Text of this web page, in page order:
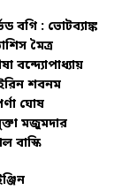
বগি : ভোটব্যাঙ্ক
মৈত্র
বন্দ্যোপাধ্যায়
শবনম
ঘোষ
মজুমদার
বাস্কি